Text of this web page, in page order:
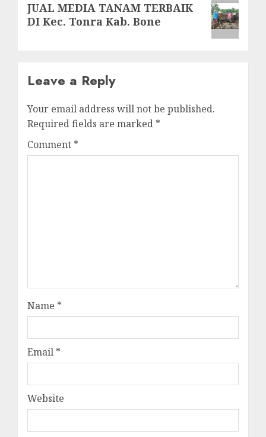
post:
JUAL MEDIA TANAM TERBAIK
DI Kec. Tonra Kab. Bone
Leave a Reply
Your email address will not be published.
Required fields are marked *
Comment *
Name *
Email *
Website